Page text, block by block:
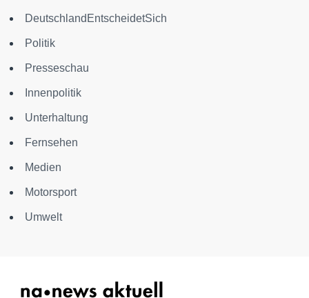
DeutschlandEntscheidetSich
Politik
Presseschau
Innenpolitik
Unterhaltung
Fernsehen
Medien
Motorsport
Umwelt